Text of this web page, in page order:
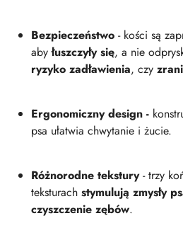
Bezpieczeństwo - kości są
abyłuszczyły się, a nie
ryzyko zadławienia, czy
Ergonomiczny design -
psa ułatwia chwytanie i żucie.
Różnorodne tekstury- trzy
teksturach stymulują zmysły
czyszczenie zębów.